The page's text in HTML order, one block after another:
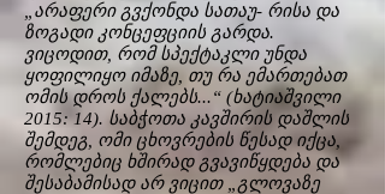
„არაფერი გვქონდა სათაუ- რისა და
ზოგადი კონცეფციის გარდა.
ვიცოდით, რომ სპექტაკლი უნდა
ყოფილიყო იმაზე, თუ რა ემართებათ
ომის დროს ქალებს...“ (ხატიაშვილი
2015: 14). საბჭოთა კავშირის დაშლის
შემდეგ, ომი ცხოვრების წესად იქცა,
რომლებიც ხშირად გვავიწყდება და
შესაბამისად არ ვიცით „გლოვაზე